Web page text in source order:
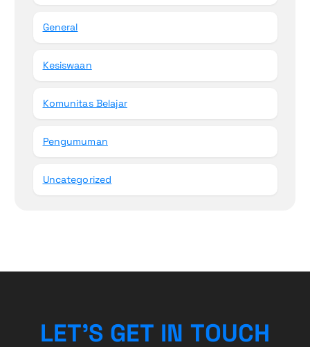
General
Kesiswaan
Komunitas Belajar
Pengumuman
Uncategorized
LET’S GET IN TOUCH